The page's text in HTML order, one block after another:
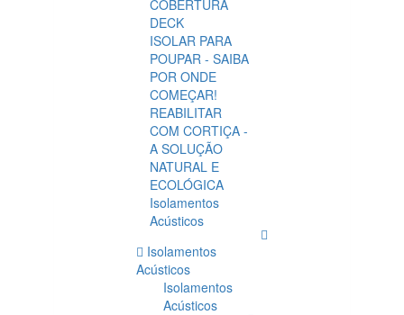
COBERTURA
DECK
ISOLAR PARA
POUPAR - SAIBA
POR ONDE
COMEÇAR!
REABILITAR
COM CORTIÇA -
A SOLUÇÃO
NATURAL E
ECOLÓGICA
Isolamentos
Acústicos
Isolamentos
Acústicos
Isolamentos
Acústicos